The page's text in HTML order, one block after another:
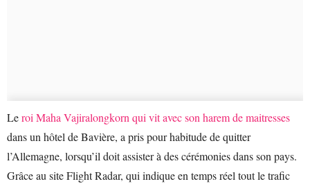
Leroi Maha Vajiralongkorn qui vit avec son harem de maitresses
dans un hôtel de Bavière, a pris pour habitude de quitter
l’Allemagne, lorsqu’il doit assister à des cérémonies dans son pays.
Grâce au site Flight Radar, qui indique en temps réel tout le trafic